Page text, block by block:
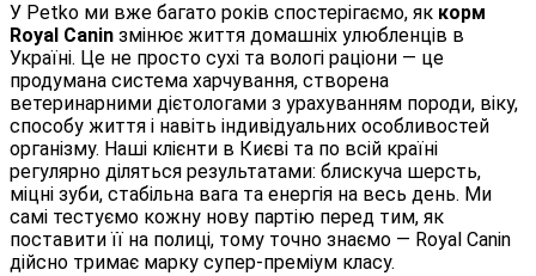
У Petko ми вже багато років спостерігаємо, як корм
Royal Canin змінює життя домашніх улюбленців в
Україні. Це не просто сухі та вологі раціони — це
продумана система харчування, створена
ветеринарними дієтологами з урахуванням породи, віку,
способу життя і навіть індивідуальних особливостей
організму. Наші клієнти в Києві та по всій країні
регулярно діляться результатами: блискуча шерсть,
міцні зуби, стабільна вага та енергія на весь день. Ми
самі тестуємо кожну нову партію перед тим, як
поставити її на полиці, тому точно знаємо — Royal Canin
дійсно тримає марку супер-преміум класу.